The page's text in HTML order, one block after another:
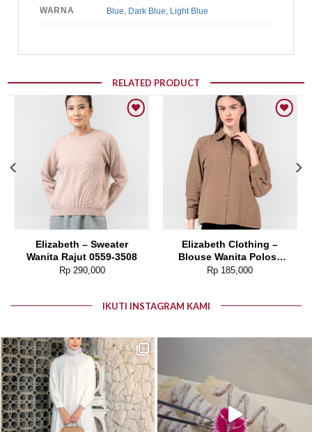
WARNA Blue Dark Blue Light Blue
RELATED PRODUCT
Add to wishlist
Elizabeth – Sweater
Wanita Rajut 0559-3508
Rp290,000
Add to wishlist
Elizabeth Clothing –
Blouse Wanita Polos |
Lengan Panjang 0595-
Rp 185,000
IKUTI INSTAGRAM KAMI